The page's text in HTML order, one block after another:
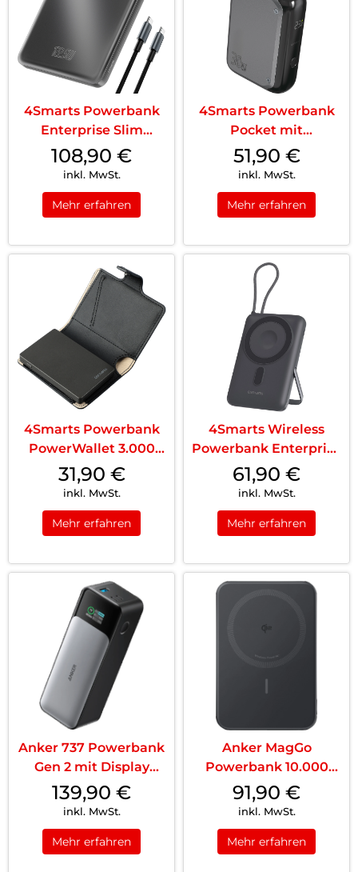
4Smarts Powerbank
Enterprise Slim
20000mAh 122.5W
Space Grey
108,90 €
inkl. MwSt.
Mehr erfahren
4Smarts Powerbank
Pocket mit
integriertem USB-C
Kabel 10000mAh 30W
51,90 €
inkl. MwSt.
Mehr erfahren
4Smarts Powerbank
PowerWallet 3.000
mAh Schwarz
31,90 €
inkl. MwSt.
Mehr erfahren
4Smarts Wireless
Powerbank Enterprise
Pocket 10000 mAh
22.5W Qi2 Spacegrau
61,90 €
inkl. MwSt.
Mehr erfahren
Anker 737 Powerbank
Gen 2 mit Display
24000 mAh 140 W
Black
139,90 €
inkl. MwSt.
Mehr erfahren
Anker MagGo
Powerbank 10.000
mAh Slim Black
91,90 €
inkl. MwSt.
Mehr erfahren